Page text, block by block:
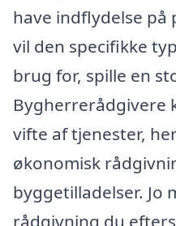
have indflydelse på
vil den specifikke
brug for, spille en
Bygherrerådgivere
vifte af tjenester,
økonomisk
byggetilladelser. Jo
rådgivning du